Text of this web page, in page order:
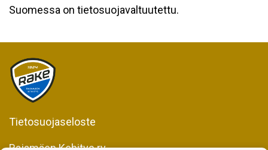
Suomessa on tietosuojavaltuutettu.
Tietosuojaseloste